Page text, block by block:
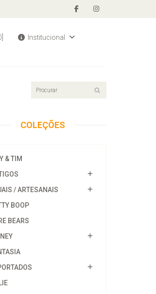
Institucional
COLEÇÕES
& TIM
/ ARTESANAIS
BOOP
BEARS